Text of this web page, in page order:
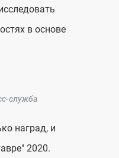
в основе
служба
наград, и
2020.